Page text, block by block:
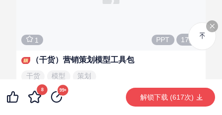
1 PPT 17页
（干货）营销策划模型工具包
干货 模型 策划
鸵鸟 LV.4
8 99+
解锁下载 (617次)